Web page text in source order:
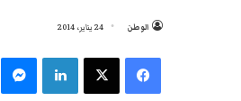
الوطن 24 يناير، 2014
فيسبوك ‫X لينكدإن